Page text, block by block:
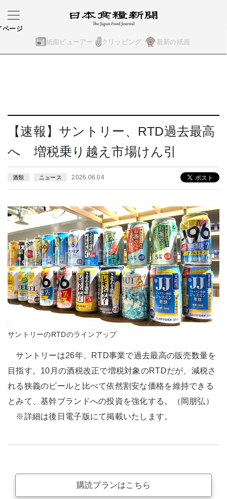
紙面ビューアー クリッピング 最新の紙面
ページ
【速報】サントリー、RTD過去最高
へ 増税乗り越え市場けん引
酒類 ニュース 2026.06.04
サントリーのRTDのラインアップ
サントリーは26年、RTD事業で過去最高の販売数量を
目指す。10月の酒税改正で増税対象のRTDだが、減税さ
れる狭義のビールと比べて依然割安な価格を維持できる
とみて、基幹ブランドへの投資を強化する。（岡朋弘）
※詳細は後日電子版にて掲載いたします。
購読プランはこちら